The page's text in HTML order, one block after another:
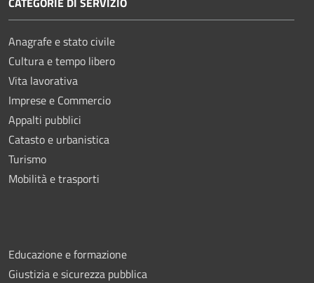
Anagrafe e stato civile
Cultura e tempo libero
Vita lavorativa
Imprese e Commercio
Appalti pubblici
Catasto e urbanistica
Turismo
Mobilità e trasporti
Educazione e formazione
Giustizia e sicurezza pubblica